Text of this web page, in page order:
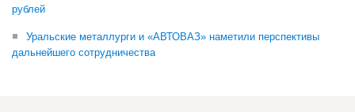
рублей
Уральские металлурги и «АВТОВАЗ» наметили перспективы
дальнейшего сотрудничества